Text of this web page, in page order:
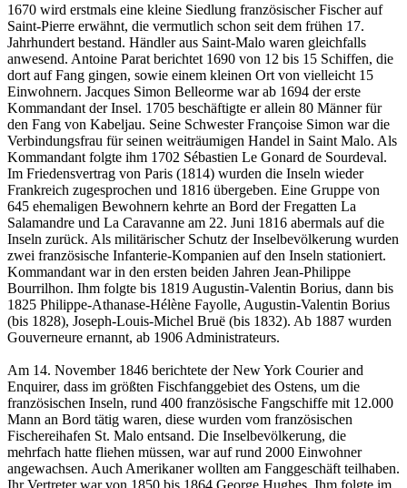
1670 wird erstmals eine kleine Siedlung französischer Fischer auf
Saint-Pierre erwähnt, die vermutlich schon seit dem frühen 17.
Jahrhundert bestand. Händler aus Saint-Malo waren gleichfalls
anwesend. Antoine Parat berichtet 1690 von 12 bis 15 Schiffen, die
dort auf Fang gingen, sowie einem kleinen Ort von vielleicht 15
Einwohnern. Jacques Simon Belleorme war ab 1694 der erste
Kommandant der Insel. 1705 beschäftigte er allein 80 Männer für
den Fang von Kabeljau. Seine Schwester Françoise Simon war die
Verbindungsfrau für seinen weiträumigen Handel in Saint Malo. Als
Kommandant folgte ihm 1702 Sébastien Le Gonard de Sourdeval.
Im Friedensvertrag von Paris (1814) wurden die Inseln wieder
Frankreich zugesprochen und 1816 übergeben. Eine Gruppe von
645 ehemaligen Bewohnern kehrte an Bord der Fregatten La
Salamandre und La Caravanne am 22. Juni 1816 abermals auf die
Inseln zurück. Als militärischer Schutz der Inselbevölkerung wurden
zwei französische Infanterie-Kompanien auf den Inseln stationiert.
Kommandant war in den ersten beiden Jahren Jean-Philippe
Bourrilhon. Ihm folgte bis 1819 Augustin-Valentin Borius, dann bis
1825 Philippe-Athanase-Hélène Fayolle, Augustin-Valentin Borius
(bis 1828), Joseph-Louis-Michel Bruë (bis 1832). Ab 1887 wurden
Gouverneure ernannt, ab 1906 Administrateurs.
Am 14. November 1846 berichtete der New York Courier and
Enquirer, dass im größten Fischfanggebiet des Ostens, um die
französischen Inseln, rund 400 französische Fangschiffe mit 12.000
Mann an Bord tätig waren, diese wurden vom französischen
Fischereihafen St. Malo entsand. Die Inselbevölkerung, die
mehrfach hatte fliehen müssen, war auf rund 2000 Einwohner
angewachsen. Auch Amerikaner wollten am Fanggeschäft teilhaben.
Ihr Vertreter war von 1850 bis 1864 George Hughes. Ihm folgte im